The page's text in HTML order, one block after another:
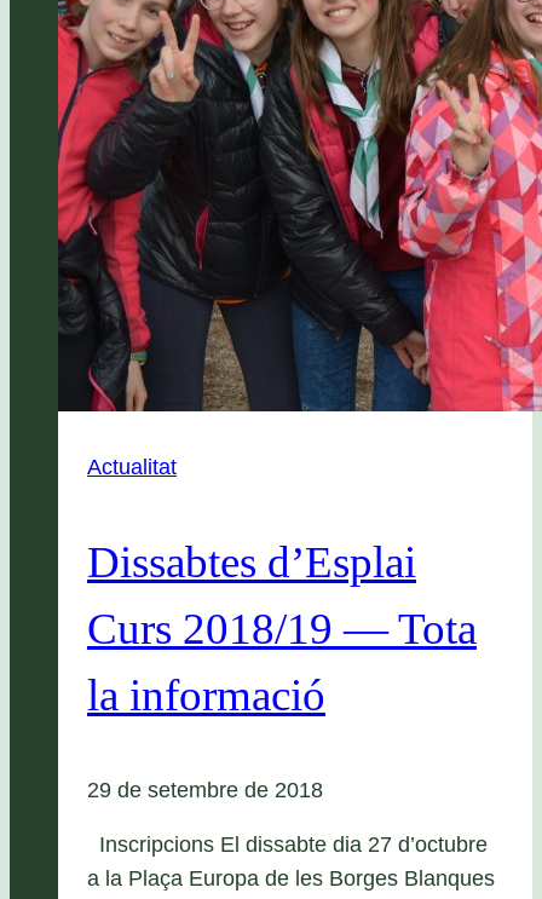
Actualitat
Dissabtes d’Esplai
Curs 2018/19 — Tota
la informació
29 de setembre de 2018
Inscripcions El dissabte dia 27 d’octubre
a la Plaça Europa de les Borges Blanques